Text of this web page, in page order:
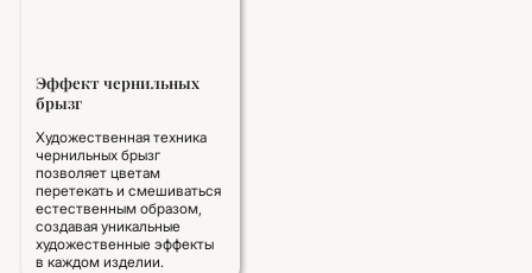
Эффект чернильных
брызг
Художественная техника
чернильных брызг
позволяет цветам
перетекать и смешиваться
естественным образом,
создавая уникальные
художественные эффекты
в каждом изделии.